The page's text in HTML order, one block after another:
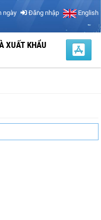
ngày Đăng nhập English
XUẤT KHẨU